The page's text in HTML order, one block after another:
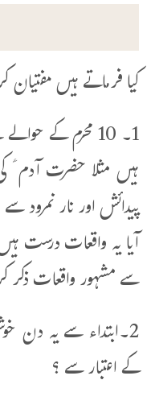
کیا فرماتے ہیں
1۔ 10 محرم کے
ہیں مثلا حضرت آدم
پیدائش اور نار نمرود
آیا یہ واقعات درست
سے مشہور واقعات
2۔ابتداء سے یہ دن
کے اعتبار سے ؟